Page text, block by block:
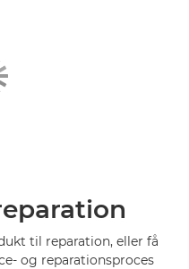
til reparation, eller få
og reparationsproces